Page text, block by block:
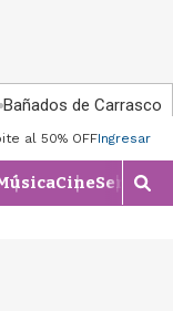
Bañados de Carrasco
al 50% OFFIngresar
CineSeries
M
o